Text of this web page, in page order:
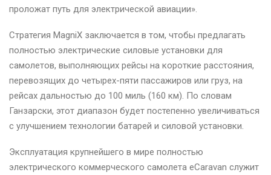
проложат путь для электрической авиации».
Стратегия MagniX заключается в том, чтобы предлагать
полностью электрические силовые установки для
самолетов, выполняющих рейсы на короткие расстояния,
перевозящих до четырех-пяти пассажиров или груз, на
рейсах дальностью до 100 миль (160 км). По словам
Ганзарски, этот диапазон будет постепенно увеличиваться
с улучшением технологии батарей и силовой установки.
Эксплуатация крупнейшего в мире полностью
электрического коммерческого самолета eCaravan служит